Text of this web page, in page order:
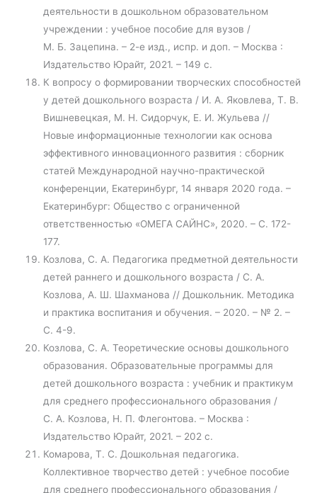
деятельности в дошкольном образовательном
учреждении : учебное пособие для вузов /
М. Б. Зацепина. – 2-е изд., испр. и доп. – Москва :
Издательство Юрайт, 2021. – 149 с.
К вопросу о формировании творческих способностей
у детей дошкольного возраста / И. А. Яковлева, Т. В.
Вишневецкая, М. Н. Сидорчук, Е. И. Жульева //
Новые информационные технологии как основа
эффективного инновационного развития : сборник
статей Международной научно-практической
конференции, Екатеринбург, 14 января 2020 года. –
Екатеринбург: Общество с ограниченной
ответственностью «ОМЕГА САЙНС», 2020. – С. 172-
177.
Козлова, С. А. Педагогика предметной деятельности
детей раннего и дошкольного возраста / С. А.
Козлова, А. Ш. Шахманова // Дошкольник. Методика
и практика воспитания и обучения. – 2020. – № 2. –
С. 4-9.
Козлова, С. А. Теоретические основы дошкольного
образования. Образовательные программы для
детей дошкольного возраста : учебник и практикум
для среднего профессионального образования /
С. А. Козлова, Н. П. Флегонтова. – Москва :
Издательство Юрайт, 2021. – 202 с.
Комарова, Т. С. Дошкольная педагогика.
Коллективное творчество детей : учебное пособие
для среднего профессионального образования /